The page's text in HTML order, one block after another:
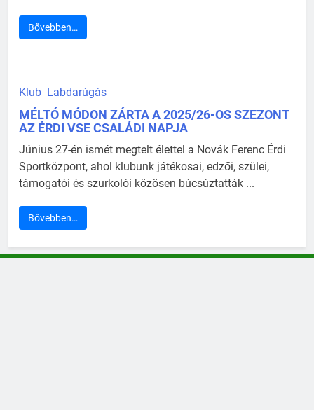
Bővebben…
Klub Labdarúgás
MÉLTÓ MÓDON ZÁRTA A 2025/26-OS SZEZONT
AZ ÉRDI VSE CSALÁDI NAPJA
Június 27-én ismét megtelt élettel a Novák Ferenc Érdi
Sportközpont, ahol klubunk játékosai, edzői, szülei,
támogatói és szurkolói közösen búcsúztatták ...
Bővebben…